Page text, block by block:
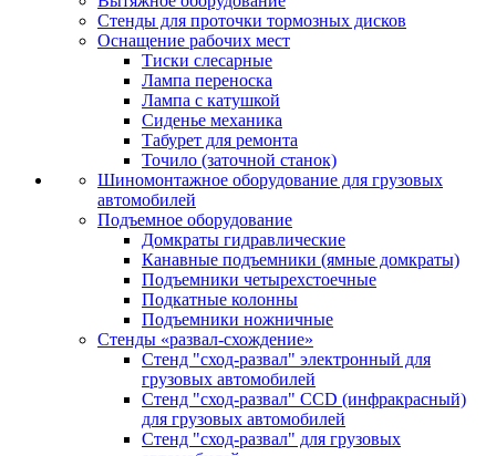
Стенды для проточки тормозных дисков
Оснащение рабочих мест
Тиски слесарные
Лампа переноска
Лампа с катушкой
Сиденье механика
Табурет для ремонта
Точило (заточной станок)
Шиномонтажное оборудование для грузовых
автомобилей
Подъемное оборудование
Домкраты гидравлические
Канавные подъемники (ямные домкраты)
Подъемники четырехстоечные
Подкатные колонны
Подъемники ножничные
Стенды «развал-схождение»
Стенд "сход-развал" электронный для
грузовых автомобилей
Стенд "сход-развал" CCD (инфракрасный)
для грузовых автомобилей
Стенд "сход-развал" для грузовых